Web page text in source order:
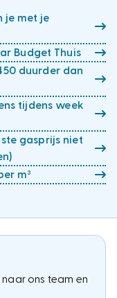
je met je
Budget Thuis
duurder dan
tijdens week
gasprijs niet
m³
ons team en